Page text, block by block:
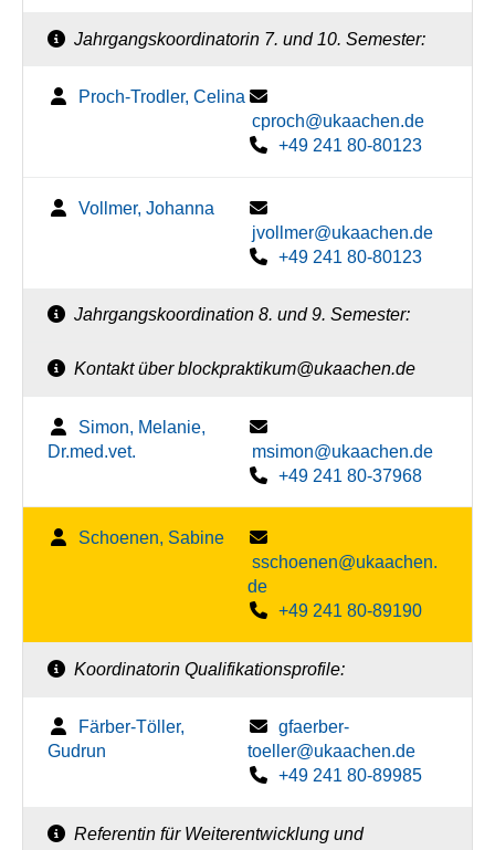
Jahrgangskoordinatorin 7. und 10. Semester:
Proch-Trodler, Celina
cproch@ukaachen.de
+49 241 80-80123
Vollmer, Johanna
jvollmer@ukaachen.de
+49 241 80-80123
Jahrgangskoordination 8. und 9. Semester:
Kontakt über blockpraktikum@ukaachen.de
Simon, Melanie,
Dr.med.vet.
msimon@ukaachen.de
+49 241 80-37968
Schoenen, Sabine
sschoenen@ukaachen.
de
+49 241 80-89190
Koordinatorin Qualifikationsprofile:
Färber-Töller,
Gudrun
gfaerber-
toeller@ukaachen.de
+49 241 80-89985
Referentin für Weiterentwicklung und